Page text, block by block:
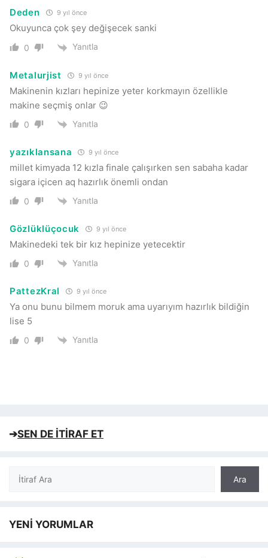
Deden 9 yıl önce
Okuyunca çok şey değişecek sanki
0 Yanıtla
Metalurjist 9 yıl önce
Makinenin kızları hepinize yeter korkmayın özellikle
makine seçmiş onlar 😉
0 Yanıtla
yazıklansana 9 yıl önce
millet kimyada 12 kızla finale çalışırken sen sabaha kadar
sigara içicen aq hazırlık önemli ondan
0 Yanıtla
Gözlüklüçocuk 9 yıl önce
Makinedeki tek bir kız hepinize yetecektir
0 Yanıtla
PattezKral 9 yıl önce
Ya onu bunu bilmem moruk ama uyarıyım hazırlık bildiğin
lise 5
0 Yanıtla
➔SEN DE İTİRAF ET
Ara
Ara
YENİ YORUMLAR